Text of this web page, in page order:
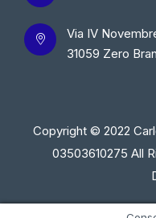
Via IV
31059 Zero
Copyright © 2022
03503610275 All